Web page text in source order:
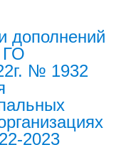
дополнений
ГО
№ 1932
2023